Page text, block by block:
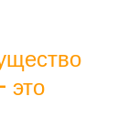
это